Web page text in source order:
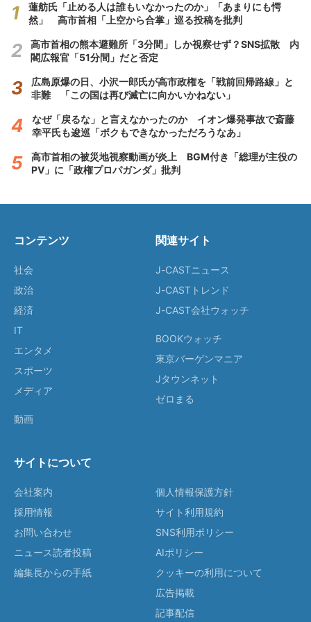
蓮舫氏「止める人は誰もいなかったのか」「あまりにも愕
然」 高市首相「上空から合掌」巡る投稿を批判
高市首相の熊本避難所「3分間」しか視察せず？SNS拡散 内
閣広報官「51分間」だと否定
広島原爆の日、小沢一郎氏が高市政権を「戦前回帰路線」と
非難 「この国は再び滅亡に向かいかねない」
なぜ「戻るな」と言えなかったのか イオン爆発事故で斎藤
幸平氏も逡巡「ボクもできなかっただろうなあ」
高市首相の被災地視察動画が炎上 BGM付き「総理が主役の
PV」に「政権プロパガンダ」批判
コンテンツ
社会
政治
経済
IT
エンタメ
スポーツ
メディア
動画
関連サイト
J-CASTニュース
J-CASTトレンド
J-CAST会社ウォッチ
BOOKウォッチ
東京バーゲンマニア
Jタウンネット
ゼロまる
サイトについて
会社案内
採用情報
お問い合わせ
ニュース読者投稿
編集長からの手紙
個人情報保護方針
サイト利用規約
SNS利用ポリシー
AIポリシー
クッキーの利用について
広告掲載
記事配信